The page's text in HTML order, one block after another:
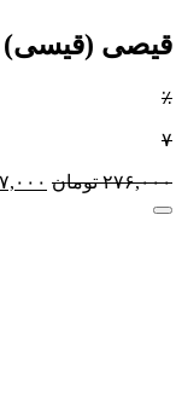
قیصی (قیسی)
٪
۷
۲۷۶,۰۰۰ تومان